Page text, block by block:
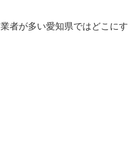
業者が多い愛知県ではどこにす